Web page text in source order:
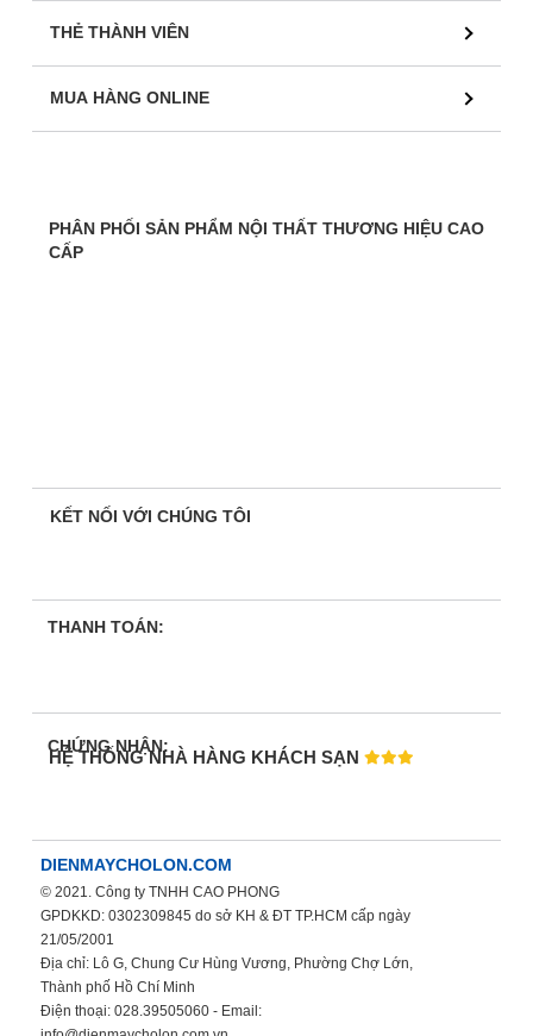
THẺ THÀNH VIÊN
MUA HÀNG ONLINE
PHÂN PHỐI SẢN PHẨM NỘI THẤT THƯƠNG HIỆU CAO
CẤP
HỆ THỐNG NHÀ HÀNG KHÁCH SẠN
KẾT NỐI VỚI CHÚNG TÔI
THANH TOÁN:
CHỨNG NHẬN:
DIENMAYCHOLON.COM
© 2021. Công ty TNHH CAO PHONG
GPDKKD: 0302309845 do sở KH & ĐT TP.HCM cấp ngày
21/05/2001
Địa chỉ: Lô G, Chung Cư Hùng Vương, Phường Chợ Lớn,
Thành phố Hồ Chí Minh
Điện thoại: 028.39505060 - Email: